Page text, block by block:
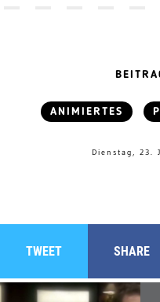
ANIMIERTES
Dienstag, 23.
TWEET SHARE